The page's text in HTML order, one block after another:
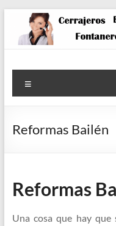
contenido
Reformas Bailén
Reformas
Una cosa que hay que